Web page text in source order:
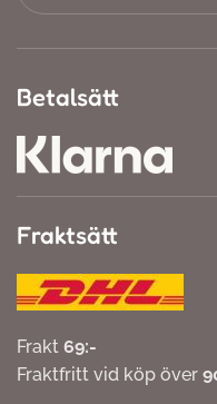
Betalsätt
Fraktsätt
Frakt 69:-
Fraktfritt vid köp över